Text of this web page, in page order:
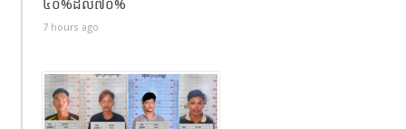
៤០%ដល់៧០%
7 hours ago